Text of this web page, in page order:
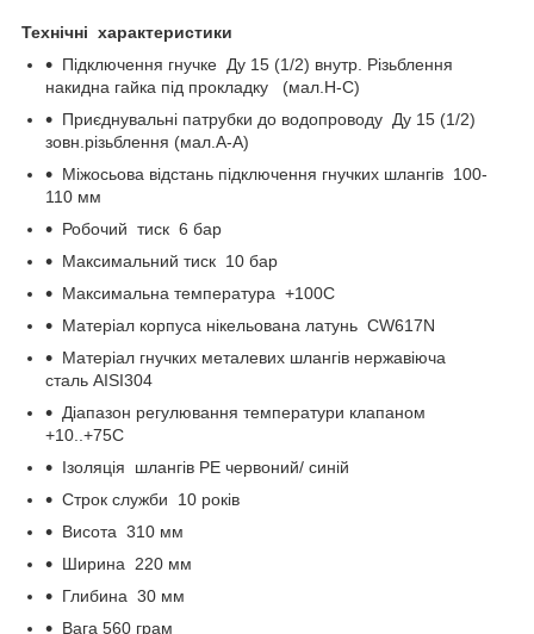
Технічні характеристики
Підключення гнучке Ду 15 (1/2) внутр. Різьблення
накидна гайка під прокладку (мал.H-C)
Приєднувальні патрубки до водопроводу Ду 15 (1/2)
зовн.різьблення (мал.A-A)
Міжосьова відстань підключення гнучких шлангів 100-
110 мм
Робочий тиск 6 бар
Максимальний тиск 10 бар
Максимальна температура +100С
Матеріал корпуса нікельована латунь CW617N
Матеріал гнучких металевих шлангів нержавіюча
сталь AISI304
Діапазон регулювання температури клапаном
+10..+75С
Ізоляція шлангів PE червоний/ синій
Строк служби 10 років
Висота 310 мм
Ширина 220 мм
Глибина 30 мм
Вага 560 грам